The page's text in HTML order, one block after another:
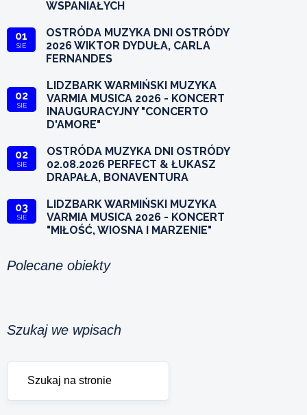
WSPANIAŁYCH
01
SIE
OSTRÓDA MUZYKA DNI OSTRÓDY
2026 WIKTOR DYDUŁA, CARLA
FERNANDES
02
SIE
LIDZBARK WARMIŃSKI MUZYKA
VARMIA MUSICA 2026 - KONCERT
INAUGURACYJNY "CONCERTO
D'AMORE"
02
SIE
OSTRÓDA MUZYKA DNI OSTRÓDY
02.08.2026 PERFECT & ŁUKASZ
DRAPAŁA, BONAVENTURA
03
SIE
LIDZBARK WARMIŃSKI MUZYKA
VARMIA MUSICA 2026 - KONCERT
"MIŁOŚĆ, WIOSNA I MARZENIE"
Polecane obiekty
Szukaj we wpisach